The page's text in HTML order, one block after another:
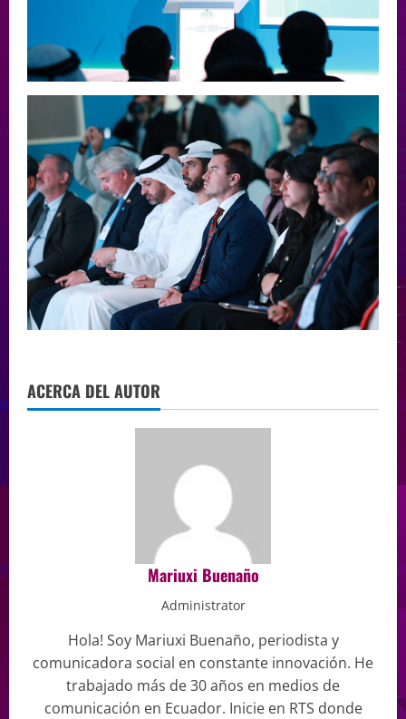
ACERCA DEL AUTOR
Mariuxi Buenaño
Administrator
Hola! Soy Mariuxi Buenaño, periodista y
comunicadora social en constante innovación. He
trabajado más de 30 años en medios de
comunicación en Ecuador. Inicie en RTS donde